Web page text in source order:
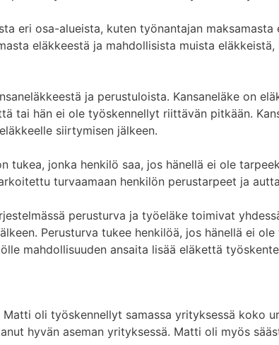
eri osa-alueista, kuten työnantajan
eläkkeestä ja mahdollisista muista
ja perustuloista. Kansaneläke on
tai hän ei ole työskennellyt riittävän pitkään.
siirtymisen jälkeen.
tukea, jonka henkilö saa, jos hänellä ei ole
turvaamaan henkilön perustarpeet ja
perusturva ja työeläke toimivat
Perusturva tukee henkilöä, jos hänellä ei
mahdollisuuden ansaita lisää eläkettä
Matti oli työskennellyt samassa yrityksessä koko
hyvän aseman yrityksessä. Matti oli myös